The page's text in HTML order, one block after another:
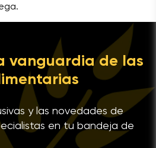
vanguardia de las
y las novedades de
en tu bandeja de